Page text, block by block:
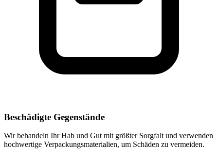
Beschädigte Gegenstände
Wir behandeln Ihr Hab und Gut mit größter Sorgfalt und verwenden
hochwertige Verpackungsmaterialien, um Schäden zu vermeiden.